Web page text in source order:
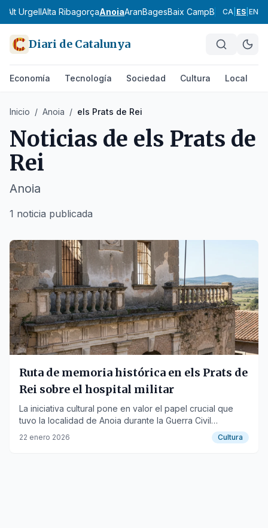
Alt UrgellAlta RibagorçaAnoiaAranBagesBaix CampBaix Ebre Baix
CA ES EN
Diari de Catalunya
Economía Tecnología Sociedad Cultura Local
Inicio / Anoia / els Prats de Rei
Noticias de els Prats de
Rei
Anoia
1 noticia publicada
Ruta de memoria histórica en els Prats de
Rei sobre el hospital militar
La iniciativa cultural pone en valor el papel crucial que
tuvo la localidad de Anoia durante la Guerra Civil
Española.
22 enero 2026 Cultura